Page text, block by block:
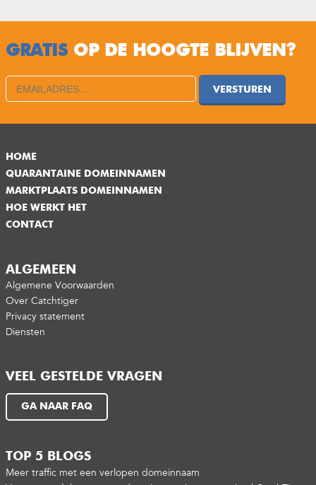
GRATIS OP DE HOOGTE BLIJVEN?
VERSTUREN
HOME
QUARANTAINE DOMEINNAMEN
MARKTPLAATS DOMEINNAMEN
HOE WERKT HET
CONTACT
ALGEMEEN
Algemene Voorwaarden
Over Catchtiger
Privacy statement
Diensten
VEEL GESTELDE VRAGEN
GA NAAR FAQ
TOP 5 BLOGS
Meer traffic met een verlopen domeinnaam